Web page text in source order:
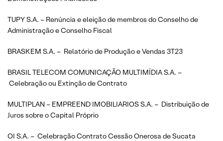
TUPY S.A. – Renúncia e eleição de membros do Conselho de
Administração e Conselho Fiscal
BRASKEM S.A. – Relatório de Produção e Vendas 3T23
BRASIL TELECOM COMUNICAÇÃO MULTIMÍDIA S.A. –
Celebração ou Extinção de Contrato
MULTIPLAN – EMPREEND IMOBILIARIOS S.A. – Distribuição de
Juros sobre o Capital Próprio
OI S.A. – Celebração Contrato Cessão Onerosa de Sucata